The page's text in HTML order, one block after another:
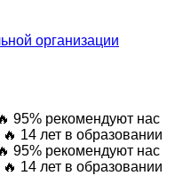
организации
95% рекомендуют нас
🔥 14 лет в образовании
95% рекомендуют нас
🔥 14 лет в образовании